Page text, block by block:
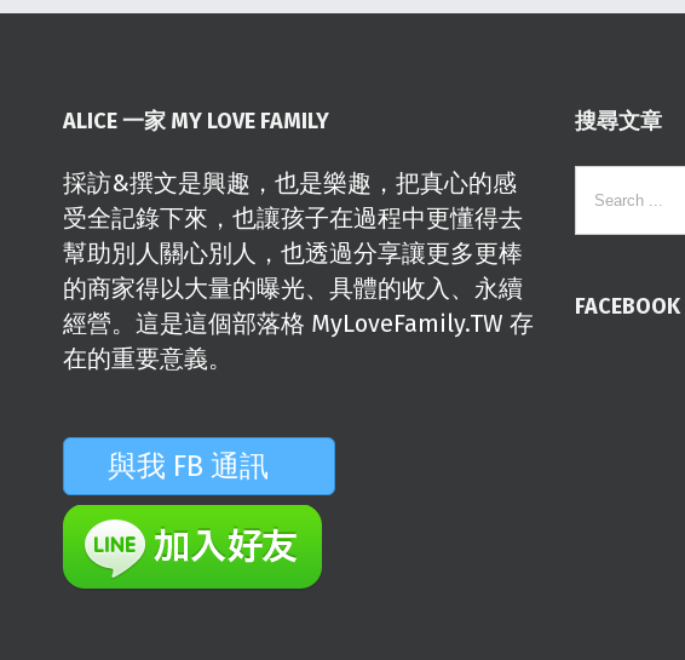
ALICE 一家 MY LOVE FAMILY
採訪&撰文是興趣，也是樂趣，把真心的感
受全記錄下來，也讓孩子在過程中更懂得去
幫助別人關心別人，也透過分享讓更多更棒
的商家得以大量的曝光、具體的收入、永續
經營。這是這個部落格 MyLoveFamily.TW 存
在的重要意義。
與我 FB 通訊
搜尋文章